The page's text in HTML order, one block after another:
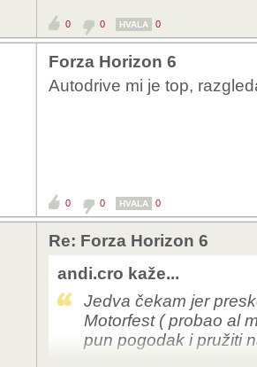
0 0 HVALA 0
Forza Horizon 6
Autodrive mi je top,
0 0 HVALA 0
Re: Forza Horizon 6
andi.cro kaže...
Jedva čekam jer
Motorfest ( probao al
pun pogodak i pružiti